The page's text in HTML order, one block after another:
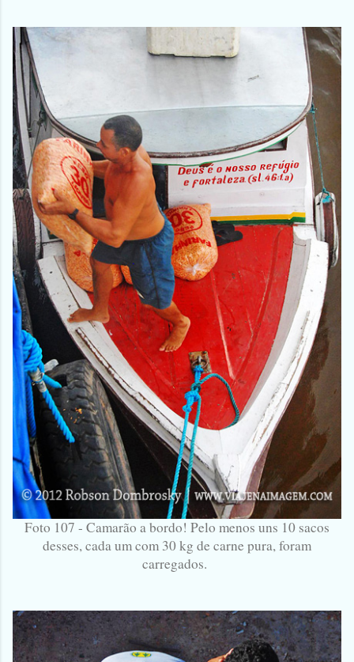
Foto 107 - Camarão a bordo! Pelo menos uns 10 sacos
desses, cada um com 30 kg de carne pura, foram
carregados.